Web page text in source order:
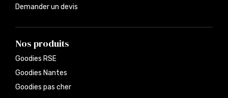
Demander un devis
Nos produits
Goodies RSE
Goodies Nantes
Goodies pas cher